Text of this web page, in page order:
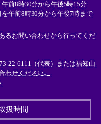
前8時30分から午後5時15分
午前8時30分から午後7時まで
るお問い合わせから行ってくだ
22-6111（代表）または福知山
わせください。
扱時間